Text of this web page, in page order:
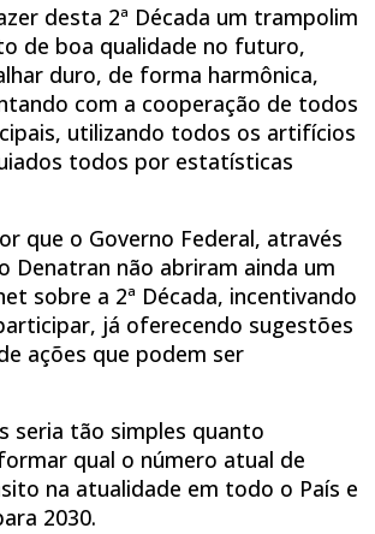
desta 2ª Década um trampolim
de boa qualidade no futuro,
duro, de forma harmônica,
com a cooperação de todos
utilizando todos os artifícios
todos por estatísticas
que o Governo Federal, através
Denatran não abriram ainda um
sobre a 2ª Década, incentivando
já oferecendo sugestões
ações que podem ser
seria tão simples quanto
qual o número atual de
na atualidade em todo o País e
2030.